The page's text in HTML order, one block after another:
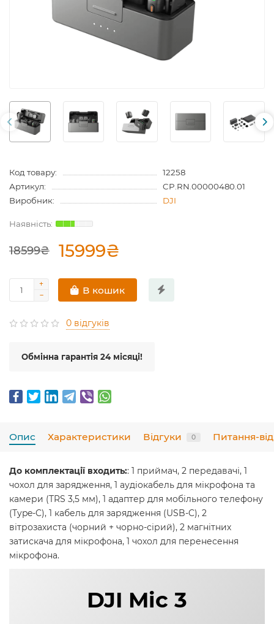
Код товару:
12258
Артикул:
CP.RN.00000480.01
Виробник:
DJI
18599₴ 15999₴
В кошик
0 відгуків
Обмінна гарантія 24 місяці!
Опис Характеристики Відгуки 0 Питання-
До комплектації входить:: 1 приймач, 2 передавачі, 1
чохол для зарядження, 1 аудіокабель для мікрофона та
камери (TRS 3,5 мм), 1 адаптер для мобільного телефону
(Type-C), 1 кабель для зарядження (USB-C), 2
вітрозахиста (чорний + чорно-сірий), 2 магнітних
затискача для мікрофона, 1 чохол для перенесення
мікрофона.
DJI Mic 3